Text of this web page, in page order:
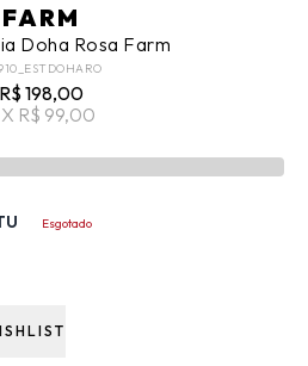
FARM
Doha Rosa Farm
R$ 198,00
R$ 99,00
Esgotado